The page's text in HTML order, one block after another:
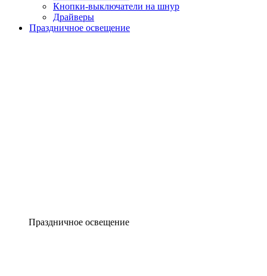
Кнопки-выключатели на шнур
Драйверы
Праздничное освещение
Праздничное освещение